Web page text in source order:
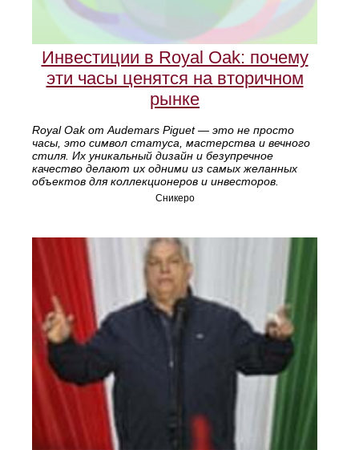
Инвестиции в Royal Oak: почему
эти часы ценятся на вторичном
рынке
Royal Oak от Audemars Piguet — это не просто
часы, это символ статуса, мастерства и вечного
стиля. Их уникальный дизайн и безупречное
качество делают их одними из самых желанных
объектов для коллекционеров и инвесторов.
Сникеро